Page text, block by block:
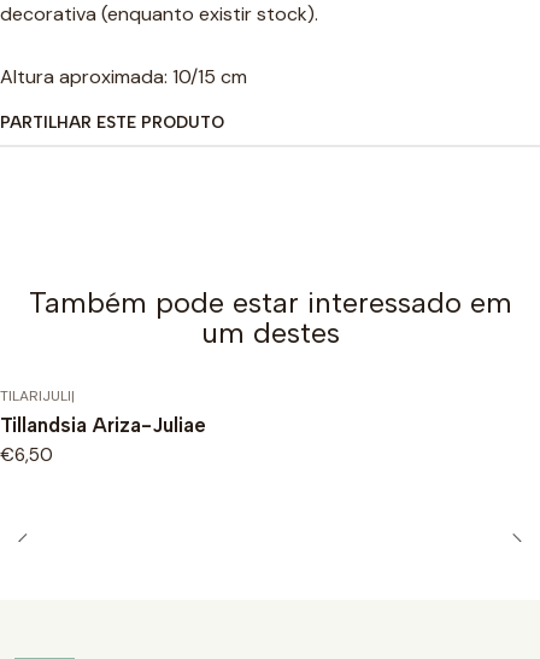
decorativa (enquanto existir stock).
Altura aproximada: 10/15 cm
PARTILHAR ESTE PRODUTO
Também pode estar interessado em
um destes
TILARIJULI|
Tillandsia Ariza-Juliae
€6,50